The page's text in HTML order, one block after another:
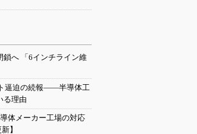
鎖へ 「6インチライン維
逼迫の続報――半導体工
る理由
体メーカー工場の対応
】